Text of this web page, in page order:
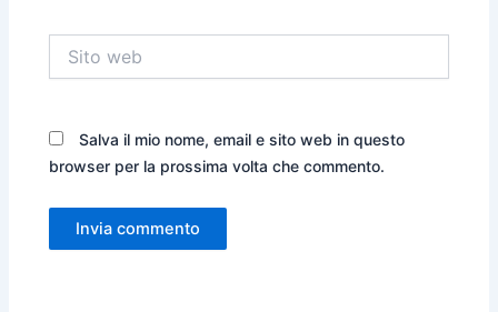
web
Salva il mio nome, email e sito web in questo
browser per la prossima volta che commento.